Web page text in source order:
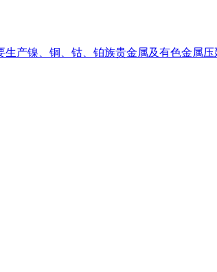
产镍、铜、钴、铂族贵金属及有色金属